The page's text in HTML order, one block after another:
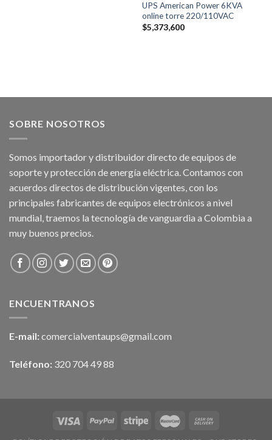
UPS American Power 6KVA
online torre 220/110VAC
$5,373,600
SOBRE NOSOTROS
Somos importador y distribuidor directo de equipos de
soporte y protección de energía eléctrica. Contamos con
acuerdos directos de distribución vigentes, con los
principales fabricantes de equipos electrónicos a nivel
mundial, traemos la tecnología de vanguardia a Colombia a
muy buenos precios.
ENCUENTRANOS
E-mail: comercialventaups@gmail.com
Teléfono: 320 704 49 88